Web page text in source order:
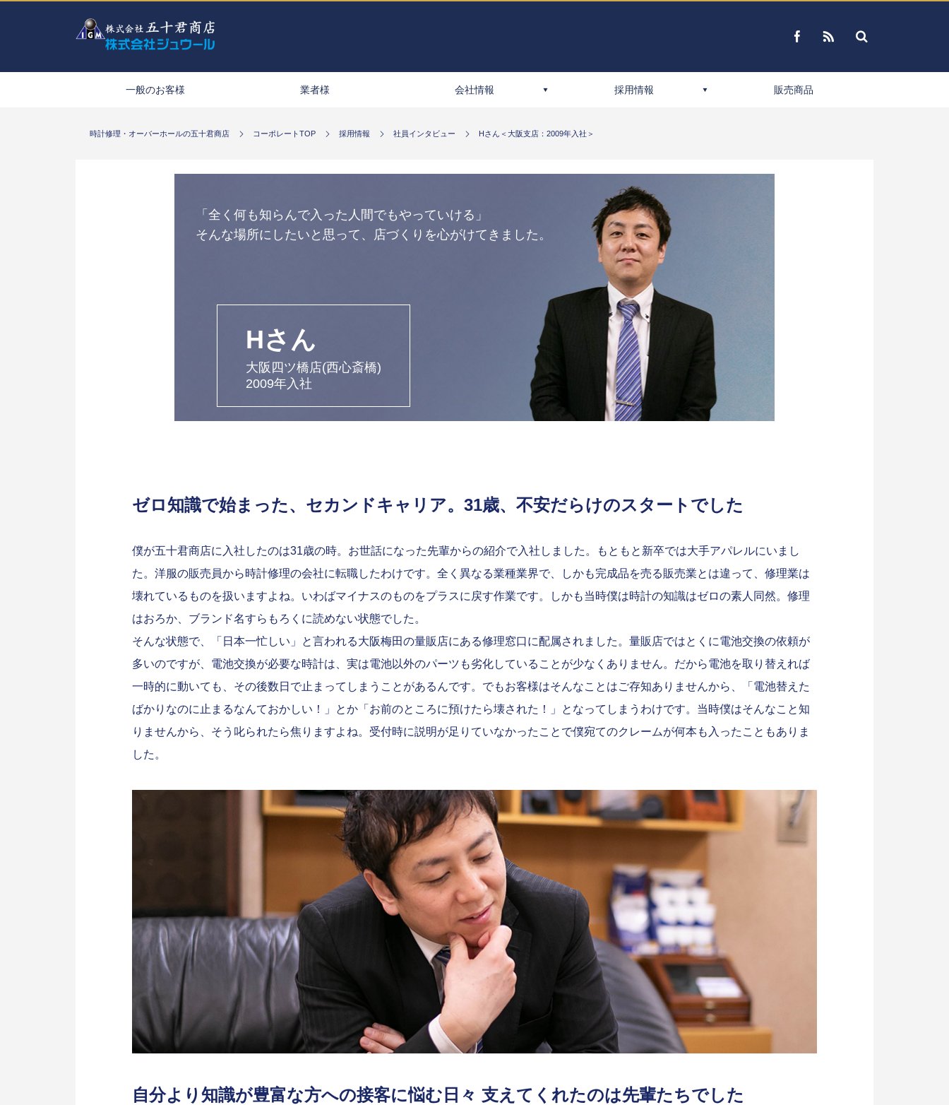
一般のお客様 業者様 会社情報 採用情報 販売商品
時計修理・オーバーホールの五十君商店 コーポレートTOP 採用情報 社員インタビュー Hさん＜大阪支店：2009年入社＞
「全く何も知らんで入った人間でもやっていける」
そんな場所にしたいと思って、店づくりを心がけてきました。
Hさん
大阪四ツ橋店(西心斎橋)
2009年入社
ゼロ知識で始まった、セカンドキャリア。31歳、不安だらけのスタートでした
僕が五十君商店に入社したのは31歳の時。お世話になった先輩からの紹介で入社しました。もともと新卒では大手アパレルにいまし
た。洋服の販売員から時計修理の会社に転職したわけです。全く異なる業種業界で、しかも完成品を売る販売業とは違って、修理業は
壊れているものを扱いますよね。いわばマイナスのものをプラスに戻す作業です。しかも当時僕は時計の知識はゼロの素人同然。修理
はおろか、ブランド名すらもろくに読めない状態でした。
そんな状態で、「日本一忙しい」と言われる大阪梅田の量販店にある修理窓口に配属されました。量販店ではとくに電池交換の依頼が
多いのですが、電池交換が必要な時計は、実は電池以外のパーツも劣化していることが少なくありません。だから電池を取り替えれば
一時的に動いても、その後数日で止まってしまうことがあるんです。でもお客様はそんなことはご存知ありませんから、「電池替えた
ばかりなのに止まるなんておかしい！」とか「お前のところに預けたら壊された！」となってしまうわけです。当時僕はそんなこと知
りませんから、そう叱られたら焦りますよね。受付時に説明が足りていなかったことで僕宛てのクレームが何本も入ったこともありま
した。
自分より知識が豊富な方への接客に悩む日々 支えてくれたのは先輩たちでした